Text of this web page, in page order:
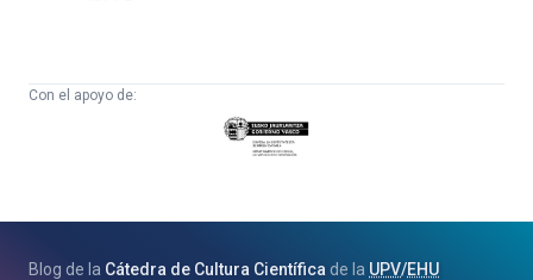
Con el apoyo de:
Eusko
Jaurlaritza
eta
Blog de la Cátedra de Cultura Científica de la UPV/EHU